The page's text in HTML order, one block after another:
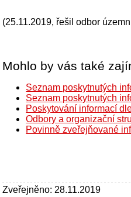
(25.11.2019, řešil odbor
Mohlo by vás také
Seznam poskytnutých
Seznam poskytnutých
Poskytování informací
Odbory a organizační
Povinně zveřejňované
Zveřejněno: 28.11.2019